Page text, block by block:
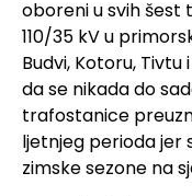
oboreni u svih
110/35 kV u
Budvi, Kotoru,
da se nikada do
trafostanice
ljetnjeg perioda jer
zimske sezone na